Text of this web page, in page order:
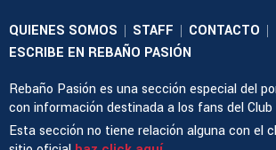
QUIENES SOMOS | STAFF | CONTACTO |
ESCRIBE EN REBAÑO PASIÓN
Rebaño Pasión es una sección especial del
con información destinada a los fans del Club
Esta sección no tiene relación alguna con el